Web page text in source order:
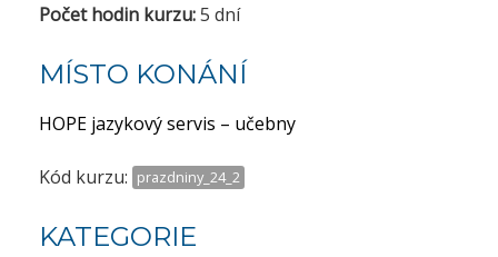
Počet hodin kurzu:5 dní
MÍSTO KONÁNÍ
HOPE jazykový servis – učebny
Kód kurzu: prazdniny_24_2
KATEGORIE